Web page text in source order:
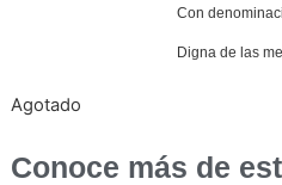
Con
Digna de las
Agotado
Conoce más de